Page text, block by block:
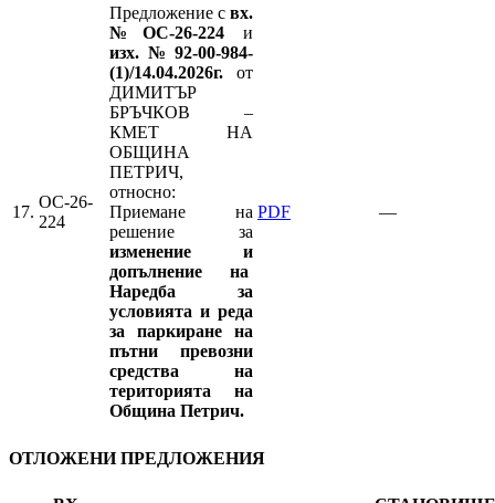
17.
ОС-26-
224
Предложение с вх.
№ОС-26-224и
изх.№92-00-984-
(1)/14.04.2026г. от
ДИМИТЪР
БРЪЧКОВ –
КМЕТ НА
ОБЩИНА
ПЕТРИЧ,
относно:
Приемане на
решение за
изменение и
допълнение на
Наредба за
условията и реда
за паркиране на
пътни превозни
средства на
територията на
Община Петрич.
PDF —
ОТЛОЖЕНИ ПРЕДЛОЖЕНИЯ